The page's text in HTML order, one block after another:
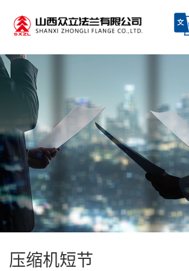
首页
走进众立
产品中心
技术研发
生产和质检
压缩机短节